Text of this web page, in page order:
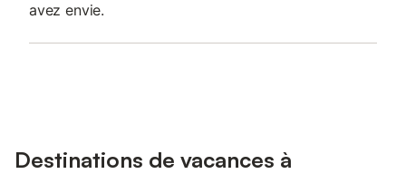
avez envie.
Destinations de vacances à